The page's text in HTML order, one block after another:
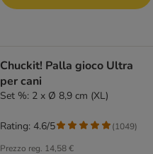
Chuckit! Palla gioco Ultra
per cani
Set %: 2 x Ø 8,9 cm (XL)
Prezzo reg. 14,58 €
Rating: 4.6/5 (1049)